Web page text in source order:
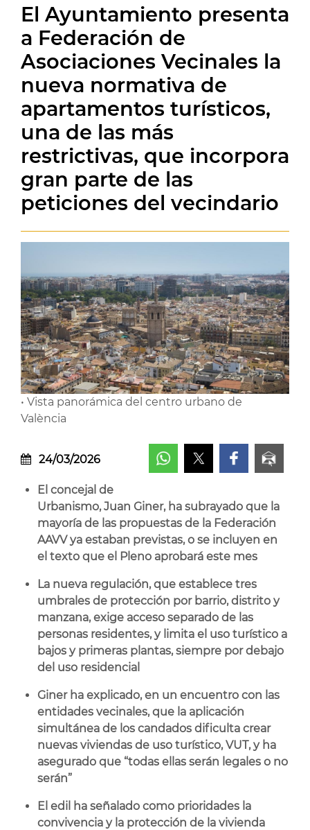
El Ayuntamiento presenta
a Federación de
Asociaciones Vecinales la
nueva normativa de
apartamentos turísticos,
una de las más
restrictivas, que incorpora
gran parte de las
peticiones del vecindario
• Vista panorámica del centro urbano de
València
24/03/2026
El concejal de
Urbanismo, Juan Giner, ha subrayado que la
mayoría de las propuestas de la Federación
AAVV ya estaban previstas, o se incluyen en
el texto que el Pleno aprobará este mes
La nueva regulación, que establece tres
umbrales de protección por barrio, distrito y
manzana, exige acceso separado de las
personas residentes, y limita el uso turístico a
bajos y primeras plantas, siempre por debajo
del uso residencial
Giner ha explicado, en un encuentro con las
entidades vecinales, que la aplicación
simultánea de los candados dificulta crear
nuevas viviendas de uso turístico, VUT, y ha
asegurado que “todas ellas serán legales o no
serán”
El edil ha señalado como prioridades la
convivencia y la protección de la vivienda